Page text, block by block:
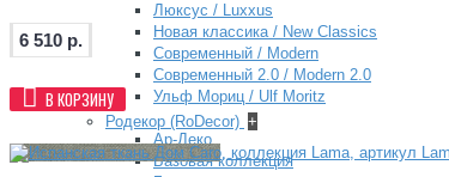
Люксус / Luxxus
Новая классика / New Classics
Современный / Modern
Современный 2.0 / Modern 2.0
Ульф Мориц / Ulf Moritz
Родекор (RoDecor) +
Ар-Деко
Базовая коллекция
6 510 р.
В КОРЗИНУ